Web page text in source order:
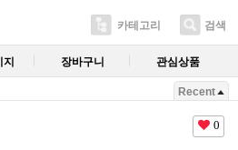
카테고리 검색
지 장바구니 관심상품
Recent
0